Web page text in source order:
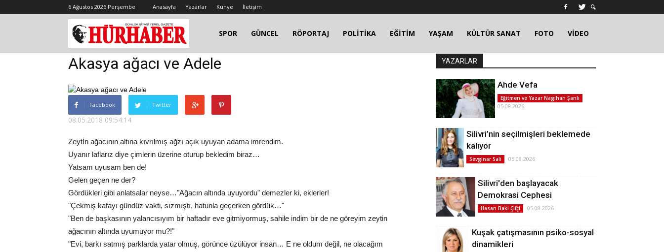
6 Ağustos 2026 Perşembe Anasayfa Yazarlar Künye İletişim
SPOR GÜNCEL RÖPORTAJ POLİTİKA EĞİTİM YAŞAM KÜLTÜR SANAT FOTO VİDEO
Akasya ağacı ve Adele
Facebook Twitter
08.05.2018 09:54:14
Zeytİn ağacının altına kıvrılmış ağzı açık uyuyan adama imrendim.
Uyanır laflarız diye çimlerin üzerine oturup bekledim biraz…
Yatsam uyusam ben de!
Gelen geçen ne der?
Gördükleri gibi anlatsalar neyse…"Ağacın altında uyuyordu" demezler ki, eklerler!
"Çekmiş kafayı gündüz vakti, sızmıştı, hatunla geçerken gördük…"
"Ben de başkasının yalancısıyım bir haftadır eve gitmiyormuş, sahile indim bir de ne göreyim zeytin
ağacının altında uyumuyor mu?!"
"Evi, barkı satmış parklarda yatar olmuş, görünce üzülüyor insan… E ne oldum değil, ne olacağım
YAZARLAR
Ahde Vefa
Eğitmen ve Yazar Nagihan Şanlı
05.08.2026
Silivri’nin seçilmişleri beklemede
kalıyor
Sevginar Sali 05.08.2026
Silivri'den başlayacak
Demokrasi Cephesi
Hasan Baki Çifçi 05.08.2026
Kuşak çatışmasının psiko-sosyal
dinamikleri